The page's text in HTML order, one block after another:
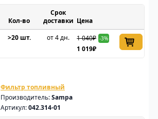
Срок
доставки Цена
>20 шт. от 4 дн. 1 040₽ -3%
1 019₽
Фильтр топливный
Производитель:Sampa
Артикул:042.314-01